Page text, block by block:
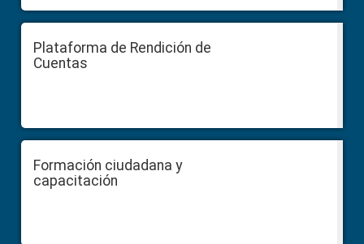
Plataforma de Rendición de
Cuentas
Formación ciudadana y
capacitación